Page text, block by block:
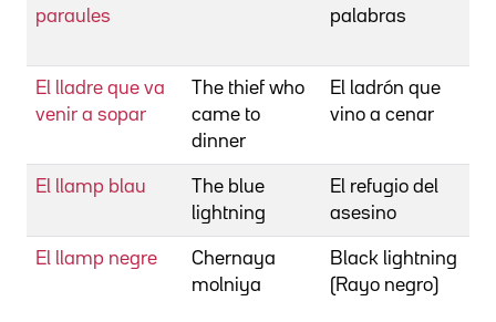
paraules
palabras
El lladre que va
venir a sopar
The thief who
came to
dinner
El ladrón que
vino a cenar
El llamp blau
The blue
lightning
El refugio del
asesino
El llamp negre
Chernaya
molniya
Black lightning
(Rayo negro)